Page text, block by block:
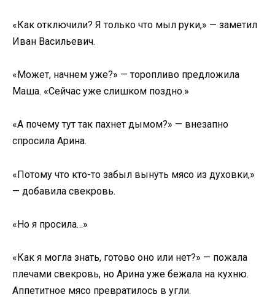
«Как отключили? Я только что мыл руки,» — заметил
Иван Васильевич.
«Может, начнем уже?» — торопливо предложила
Маша. «Сейчас уже слишком поздно.»
«А почему тут так пахнет дымом?» — внезапно
спросила Арина.
«Потому что кто-то забыл вынуть мясо из духовки,»
— добавила свекровь.
«Но я просила…»
«Как я могла знать, готово оно или нет?» — пожала
плечами свекровь, но Арина уже бежала на кухню.
Аппетитное мясо превратилось в угли.